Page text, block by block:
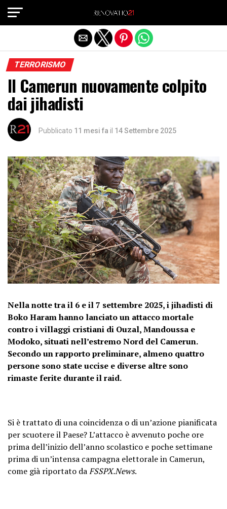
TERRORISMO
Il Camerun nuovamente colpito
dai jihadisti
Pubblicato 11 mesi fa il 14 Settembre 2025
Nella notte tra il 6 e il 7 settembre 2025, i jihadisti di
Boko Haram hanno lanciato un attacco mortale
contro i villaggi cristiani di Ouzal, Mandoussa e
Modoko, situati nell’estremo Nord del Camerun.
Secondo un rapporto preliminare, almeno quattro
persone sono state uccise e diverse altre sono
rimaste ferite durante il raid.
Si è trattato di una coincidenza o di un’azione pianificata
per scuotere il Paese? L’attacco è avvenuto poche ore
prima dell’inizio dell’anno scolastico e poche settimane
prima di un’intensa campagna elettorale in Camerun,
come già riportato daFSSPX.News.
Exit mobile version